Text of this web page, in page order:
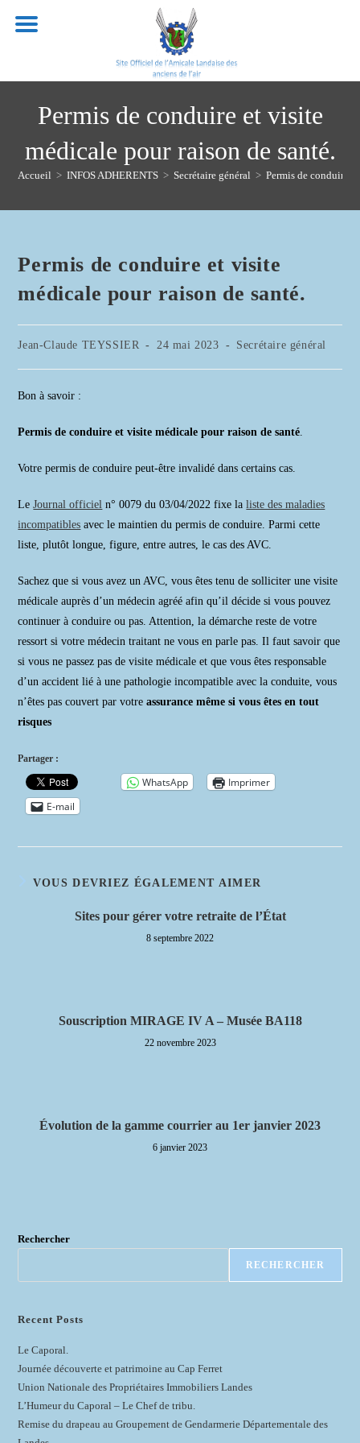
Permis de conduire et visite
médicale pour raison de santé.
Accueil > INFOS ADHERENTS > Secrétaire général > Permis de conduire
Permis de conduire et visite
médicale pour raison de santé.
Auteur/autrice
publication :
Jean-Claude TEYSSIER
Publication
24 mai 2023
Post
Secrétaire général
Bon à savoir :
Permis de conduire et visite médicale pour raison de santé.
Votre permis de conduire peut-être invalidé dans certains cas.
LeJournal officiel n° 0079 du 03/04/2022 fixe laliste des maladies
incompatibles avec le maintien du permis de conduire. Parmi cette
liste, plutôt longue, figure, entre autres, le cas des AVC.
Sachez que si vous avez un AVC, vous êtes tenu de solliciter une visite
médicale auprès d’un médecin agréé afin qu’il décide si vous pouvez
continuer à conduire ou pas. Attention, la démarche reste de votre
ressort si votre médecin traitant ne vous en parle pas. Il faut savoir que
si vous ne passez pas de visite médicale et que vous êtes responsable
d’un accident lié à une pathologie incompatible avec la conduite, vous
n’êtes pas couvert par votreassurance même si vous êtes en tout
risques
Partager :
WhatsApp
Imprimer
E-mail
VOUS DEVRIEZ ÉGALEMENT AIMER
Sites pour gérer votre retraite de l’État
8 septembre 2022
Souscription MIRAGE IV A – Musée BA118
22 novembre 2023
Évolution de la gamme courrier au 1er janvier 2023
6 janvier 2023
Rechercher
RECHERCHER
Recent Posts
Le Caporal.
Journée découverte et patrimoine au Cap Ferret
Union Nationale des Propriétaires Immobiliers Landes
L’Humeur du Caporal – Le Chef de tribu.
Remise du drapeau au Groupement de Gendarmerie Départementale des